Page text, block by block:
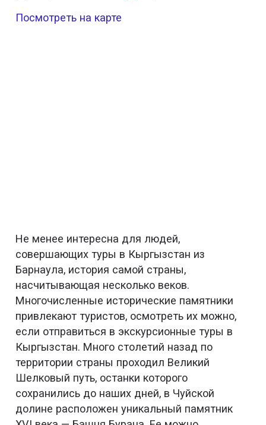
Посмотреть на карте
Не менее интересна для людей,
совершающих туры в Кыргызстан из
Барнаула, история самой страны,
насчитывающая несколько веков.
Многочисленные исторические памятники
привлекают туристов, осмотреть их можно,
если отправиться в экскурсионные туры в
Кыргызстан. Много столетий назад по
территории страны проходил Великий
Шелковый путь, останки которого
сохранились до наших дней, в Чуйской
долине расположен уникальный памятник